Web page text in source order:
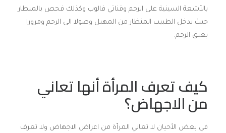
بالأشعة السينية على الرحم وقناتي فالوب وكذلك فحص بالمنظار
حيث يدخل الطبيب المنظار من المهبل وصولا الى الرحم ومرورا
بعنق الرحم.
كيف تعرف المرأة أنها تعاني
من الاجهاض؟
في بعض الأحيان لا تعاني المرأة من اعراض الاجهاض ولا تعرف